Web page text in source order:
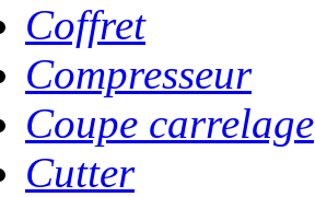
Coffret
Compresseur
Coupe carrelage
Cutter